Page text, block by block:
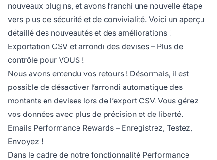
nouveaux plugins, et avons franchi une nouvelle étape
vers plus de sécurité et de convivialité. Voici un aperçu
détaillé des nouveautés et des améliorations !
Exportation CSV et arrondi des devises – Plus de
contrôle pour VOUS !
Nous avons entendu vos retours ! Désormais, il est
possible de désactiver l’arrondi automatique des
montants en devises lors de l’export CSV. Vous gérez
vos données avec plus de précision et de liberté.
Emails Performance Rewards – Enregistrez, Testez,
Envoyez !
Dans le cadre de notre fonctionnalité Performance